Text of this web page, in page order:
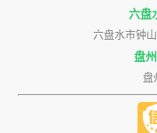
六盘
六盘水市钟
盘
盘